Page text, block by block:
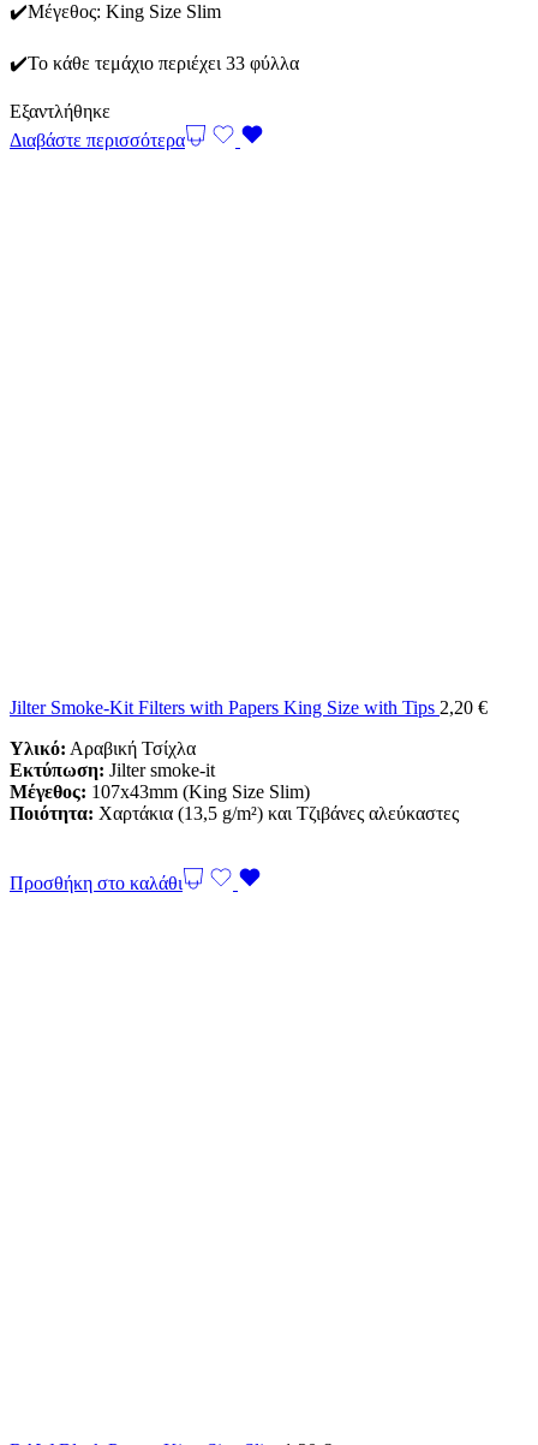
✔️Μέγεθος: King Size Slim
✔️Το κάθε τεμάχιο περιέχει 33 φύλλα
Εξαντλήθηκε
Διαβάστε περισσότερα
Jilter Smoke-Kit Filters with Papers King Size with Tips 2,20 €
Υλικό: Αραβική Τσίχλα
Εκτύπωση: Jilter smoke-it
Μέγεθος: 107x43mm (King Size Slim)
Ποιότητα: Χαρτάκια (13,5 g/m²) και Τζιβάνες αλεύκαστες
Προσθήκη στο καλάθι